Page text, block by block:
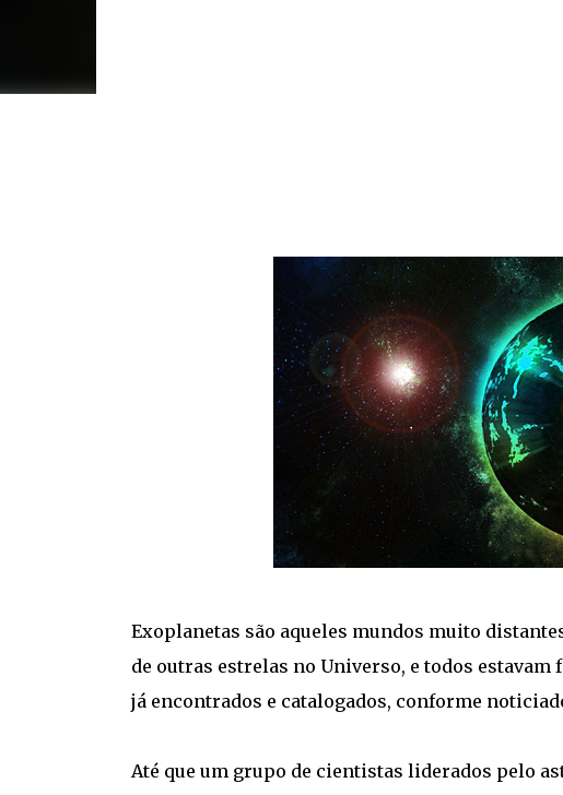
Exoplanetas são aqueles mundos muito
de outras estrelas no Universo, e todos
já encontrados e catalogados, conforme
Até que um grupo de cientistas liderados pelo